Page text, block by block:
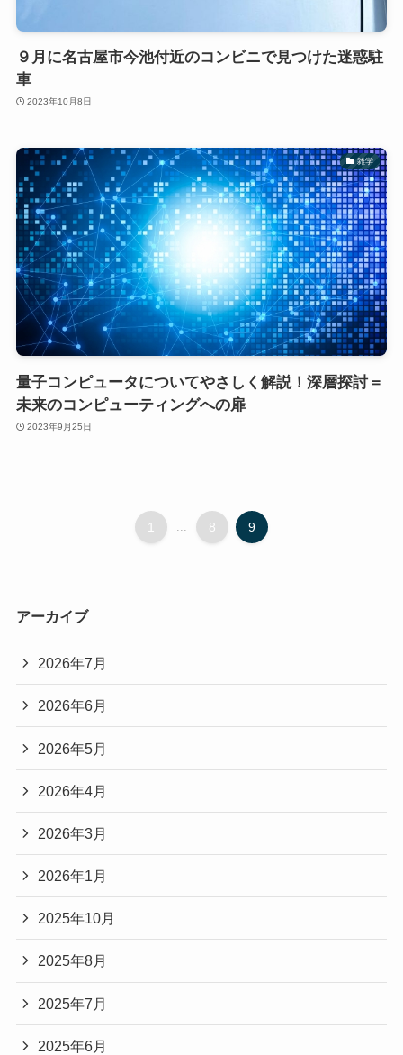
９月に名古屋市今池付近のコンビニで見つけた迷惑駐
車
2023年10月8日
雑学
量子コンピュータについてやさしく解説！深層探討＝
未来のコンピューティングへの扉
2023年9月25日
1 ... 8 9
アーカイブ
2026年7月
2026年6月
2026年5月
2026年4月
2026年3月
2026年1月
2025年10月
2025年8月
2025年7月
2025年6月